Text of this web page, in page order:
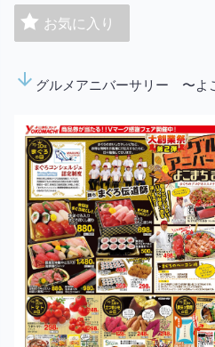
お気に入り
arrow_downward グルメアニバーサリー 〜よ